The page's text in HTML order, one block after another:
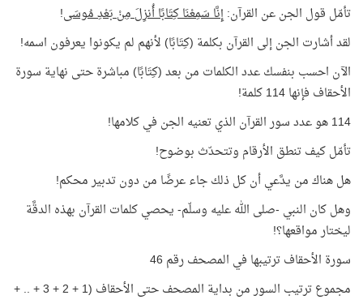
تأمّل قول الجن عن القرآن:إِنَّا سَمِعْنَا كِتَابًا أُنزِلَ مِنْ بَعْدِ مُوسَى!
لقد أشارت الجن إلى القرآن بكلمة (كِتَابًا) لأنهم لم يكونوا يعرفون اسمه!
الآن احسب بنفسك عدد الكلمات من بعد (كِتَابًا) مباشرة حتى نهاية سورة
الأحقاف فإنها 114 كلمة!
114 هو عدد سور القرآن الذي تعنيه الجن في كلامها!
تأمّل كيف تنطق الأرقام وتتحدّث بوضوح!
هل هناك من يدَّعي أن كل ذلك جاء عرضًا من دون تدبير محكم!
وهل كان النبي -صلى الله عليه وسلّم- يحصي كلمات القرآن بهذه الدقَّة
ليختار مواقعها؟!
سورة الأحقاف ترتيبها في المصحف رقم 46
مجموع ترتيب السور من بداية المصحف حتى الأحقاف (1 + 2 + 3 + .. +